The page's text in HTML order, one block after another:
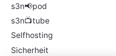
s3n📢pod
s3n📺tube
Selfhosting
Sicherheit